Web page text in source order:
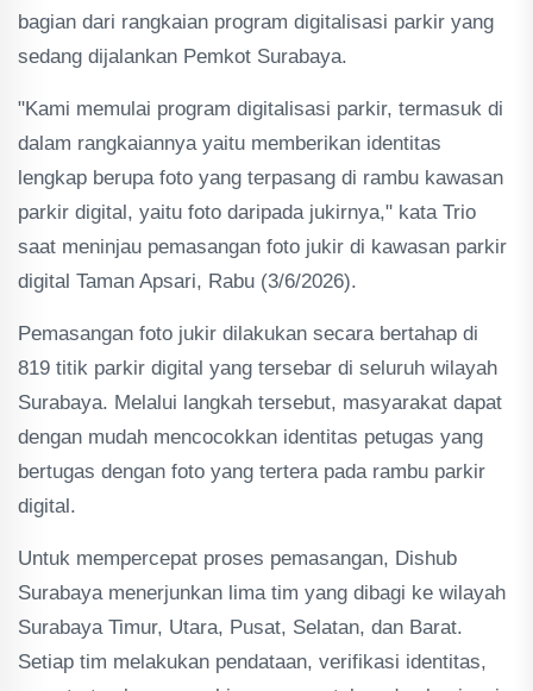
bagian dari rangkaian program digitalisasi parkir yang
sedang dijalankan Pemkot Surabaya.
"Kami memulai program digitalisasi parkir, termasuk di
dalam rangkaiannya yaitu memberikan identitas
lengkap berupa foto yang terpasang di rambu kawasan
parkir digital, yaitu foto daripada jukirnya," kata Trio
saat meninjau pemasangan foto jukir di kawasan parkir
digital Taman Apsari, Rabu (3/6/2026).
Pemasangan foto jukir dilakukan secara bertahap di
819 titik parkir digital yang tersebar di seluruh wilayah
Surabaya. Melalui langkah tersebut, masyarakat dapat
dengan mudah mencocokkan identitas petugas yang
bertugas dengan foto yang tertera pada rambu parkir
digital.
Untuk mempercepat proses pemasangan, Dishub
Surabaya menerjunkan lima tim yang dibagi ke wilayah
Surabaya Timur, Utara, Pusat, Selatan, dan Barat.
Setiap tim melakukan pendataan, verifikasi identitas,